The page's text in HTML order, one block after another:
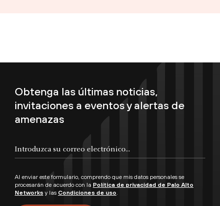
Obtenga las últimas noticias,
invitaciones a eventos y alertas de
amenazas
Al enviar este formulario, comprendo que mis datos personales se
procesarán de acuerdo con la Política de privacidad de Palo Alto
Networks y las Condiciones de uso.